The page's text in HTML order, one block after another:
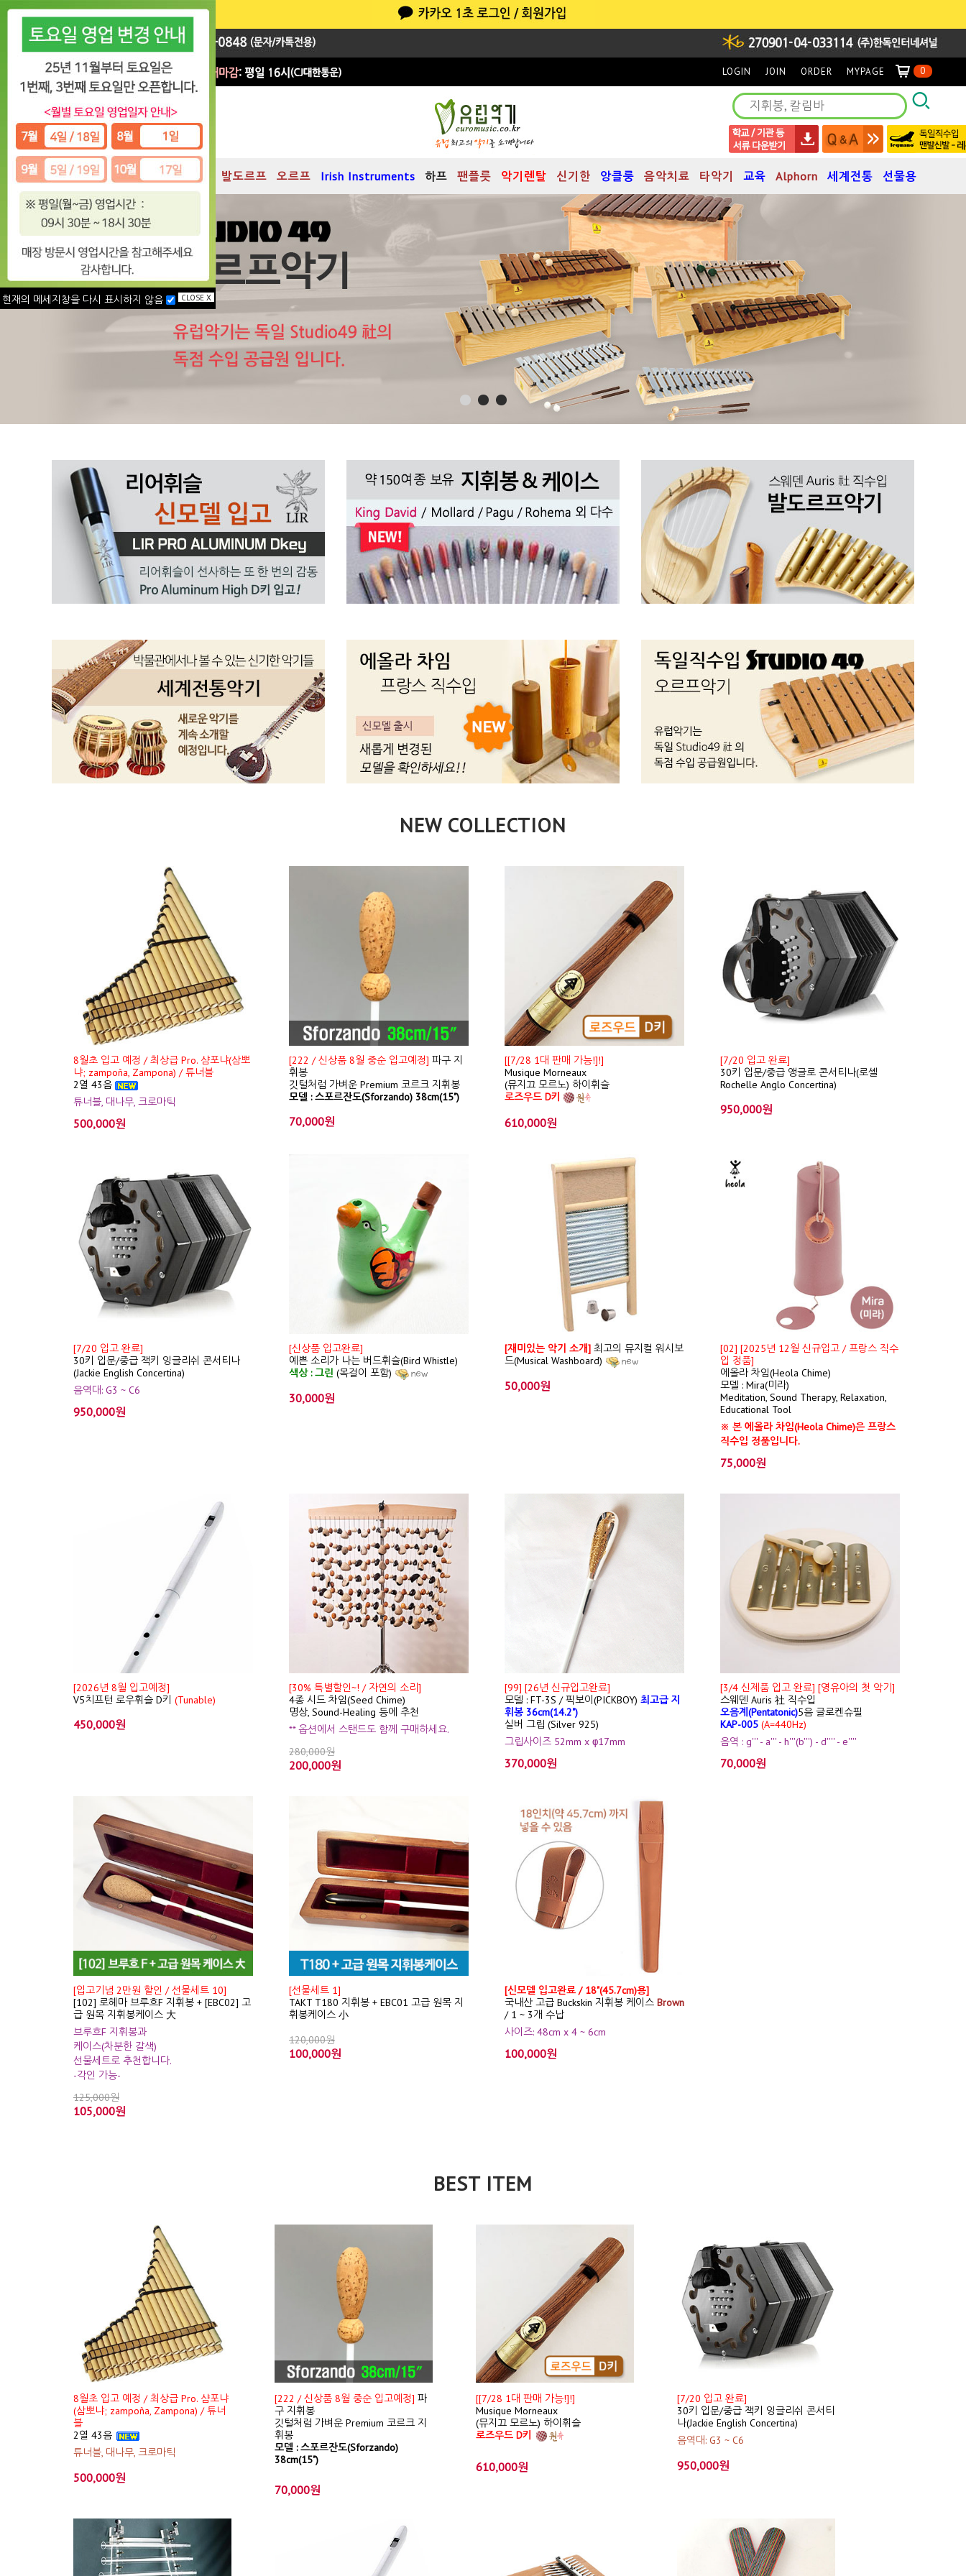
LOGIN JOIN ORDER MYPAGE 0
지휘봉 대박 Sale 차임 발도르프 오르프 Irish Instruments 하프 팬플릇 악기렌탈 신기한 앙클룽 음악치료 타악기 교육 Alphorn 세계전통 선물용
NEW COLLECTION
8월초 입고 예정 / 최상급 Pro. 샴포냐(삼뽀
냐; zampoña, Zampona) / 튜너블
2열 43음
튜너블, 대나무, 크로마틱
500,000원
[222 / 신상품 8월 중순 입고예정] 파구 지
휘봉
깃털처럼 가벼운 Premium 코르크 지휘봉
모델 : 스포르잔도(Sforzando) 38cm(15")
70,000원
[[7/28 1대 판매 가능!]!]
Musique Morneaux
(뮤지끄 모르노) 하이휘슬
로즈우드 D키
610,000원
[7/20 입고 완료]
30키 입문/중급 앵글로 콘서티나(로셸
Rochelle Anglo Concertina)
950,000원
[7/20 입고 완료]
30키 입문/중급 잭키 잉글리쉬 콘서티나
(Jackie English Concertina)
음역대: G3 ~ C6
950,000원
[신상품 입고완료]
예쁜 소리가 나는 버드휘슬(Bird Whistle)
색상 : 그린 (목걸이 포함)
30,000원
[재미있는 악기 소개] 최고의 뮤지컬 워시보
드(Musical Washboard)
50,000원
[02] [2025년 12월 신규입고 / 프랑스 직수
입 정품]
에올라 차임(Heola Chime)
모델 : Mira(미라)
Meditation, Sound Therapy, Relaxation,
Educational Tool
※ 본 에올라 차임(Heola Chime)은 프랑스
직수입 정품입니다.
75,000원
[2026년 8월 입고예정]
V5치프턴 로우휘슬 D키 (Tunable)
450,000원
[30% 특별할인~! / 자연의 소리]
4종 시드 차임(Seed Chime)
명상, Sound-Healing 등에 추천
** 옵션에서 스탠드도 함께 구매하세요.
280,000원
200,000원
[99] [26년 신규입고완료]
모델 : FT-3S / 픽보이(PICKBOY) 최고급 지
휘봉 36cm(14.2")
실버 그립 (Silver 925)
그립사이즈 52mm x φ17mm
370,000원
[3/4 신제품 입고 완료] [영유아의 첫 악기]
스웨덴 Auris 社 직수입
오음계(Pentatonic)5음 글로켄슈필
KAP-005 (A=440Hz)
음역 : g''' - a''' - h'''(b''') - d'''' - e''''
70,000원
[입고기념 2만원 할인 / 선물세트 10]
[102] 로헤마 브루흐F 지휘봉 + [EBC02] 고
급 원목 지휘봉케이스 大
브루흐F 지휘봉과
케이스(차분한 갈색)
선물세트로 추천합니다.
-각인 가능-
125,000원
105,000원
[선물세트 1]
TAKT T180 지휘봉 + EBC01 고급 원목 지
휘봉케이스 小
120,000원
100,000원
[신모델 입고완료 / 18"(45.7cm)용]
국내산 고급 Buckskin 지휘봉 케이스 Brown
/ 1 ~ 3개 수납
사이즈: 48cm x 4 ~ 6cm
100,000원
BEST ITEM
8월초 입고 예정 / 최상급 Pro. 샴포냐
(삼뽀냐; zampoña, Zampona) / 튜너
블
2열 43음
튜너블, 대나무, 크로마틱
500,000원
[222 / 신상품 8월 중순 입고예정] 파
구 지휘봉
깃털처럼 가벼운 Premium 코르크 지
휘봉
모델 : 스포르잔도(Sforzando)
38cm(15")
70,000원
[[7/28 1대 판매 가능!]!]
Musique Morneaux
(뮤지끄 모르노) 하이휘슬
로즈우드 D키
610,000원
[7/20 입고 완료]
30키 입문/중급 잭키 잉글리쉬 콘서티
나(Jackie English Concertina)
음역대: G3 ~ C6
950,000원
현재의 메세지창을 다시 표시하지 않음 CLOSE X